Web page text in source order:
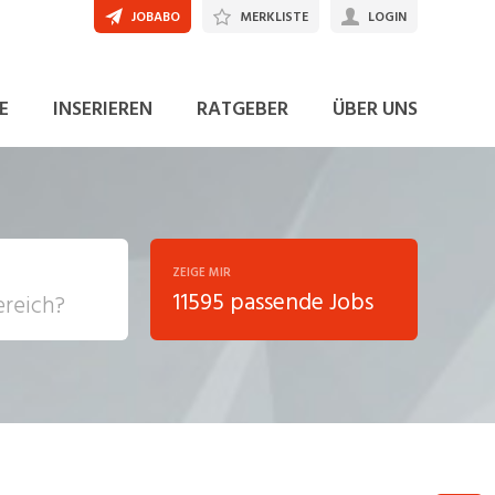
INSERIEREN RATGEBER ÜBER UNS
JOBABO MERKLISTE LOGIN
ZEIGE MIR
11595 passende Jobs
JETZT BEWERBEN